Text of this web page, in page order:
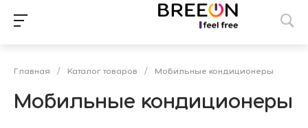
Главная / Каталог товаров / Мобильные кондиционеры
Мобильные кондиционеры